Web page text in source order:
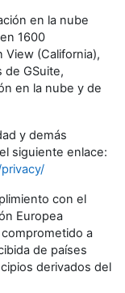
en la nube
1600
(California),
de GSuite,
en la nube y de
y demás
siguiente enlace:
con el
Europea
a
de países
derivados del